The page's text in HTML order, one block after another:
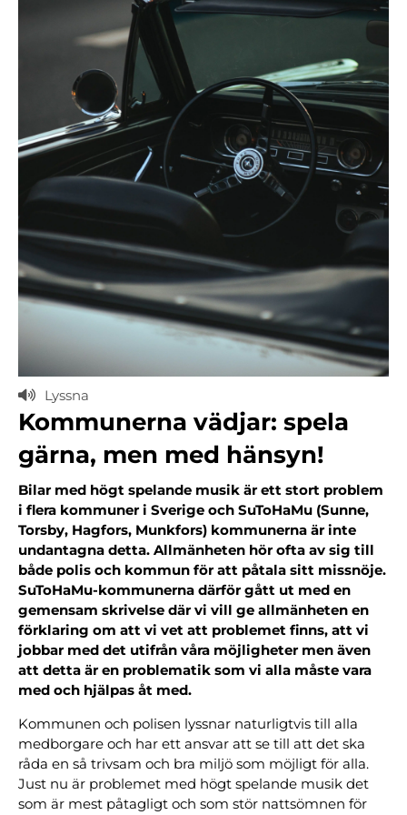
Lyssna
Kommunerna vädjar: spela
gärna, men med hänsyn!
Bilar med högt spelande musik är ett stort problem
i flera kommuner i Sverige och SuToHaMu (Sunne,
Torsby, Hagfors, Munkfors) kommunerna är inte
undantagna detta. Allmänheten hör ofta av sig till
både polis och kommun för att påtala sitt missnöje.
SuToHaMu-kommunerna därför gått ut med en
gemensam skrivelse där vi vill ge allmänheten en
förklaring om att vi vet att problemet finns, att vi
jobbar med det utifrån våra möjligheter men även
att detta är en problematik som vi alla måste vara
med och hjälpas åt med.
Kommunen och polisen lyssnar naturligtvis till alla
medborgare och har ett ansvar att se till att det ska
råda en så trivsam och bra miljö som möjligt för alla.
Just nu är problemet med högt spelande musik det
som är mest påtagligt och som stör nattsömnen för